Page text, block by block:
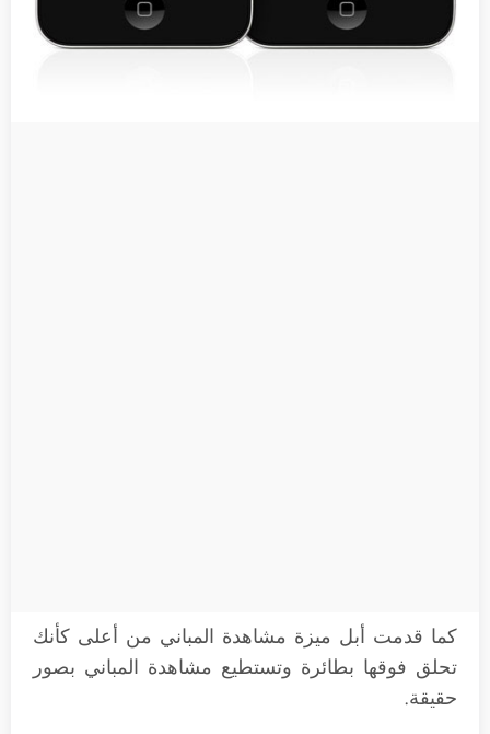
كما قدمت أبل ميزة مشاهدة المباني من أعلى كأنك
تحلق فوقها بطائرة وتستطيع مشاهدة المباني بصور
حقيقة.